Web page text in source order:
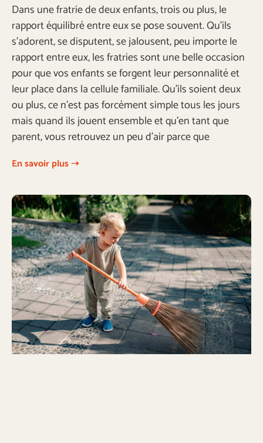
Dans une fratrie de deux enfants, trois ou plus, le
rapport équilibré entre eux se pose souvent. Qu’ils
s’adorent, se disputent, se jalousent, peu importe le
rapport entre eux, les fratries sont une belle occasion
pour que vos enfants se forgent leur personnalité et
leur place dans la cellule familiale. Qu’ils soient deux
ou plus, ce n’est pas forcément simple tous les jours
mais quand ils jouent ensemble et qu’en tant que
parent, vous retrouvez un peu d’air parce que
En savoir plus ➝